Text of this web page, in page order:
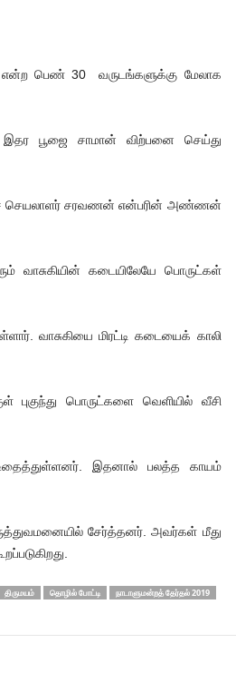
என்ற பெண் 30 வருடங்களுக்கு மேலாக
பூஜை சாமான் விற்பனை செய்து
செயலாளர் சரவணன் என்பரின் அண்ணன்
வாசுகியின் கடையிலேயே பொருட்கள்
வாசுகியை மிரட்டி கடையைக் காலி
பொருட்களை வெளியில் வீசி
உதைத்துள்ளனர். இதனால் பலத்த காயம்
சேர்த்தனர். அவர்கள் மீது
திருமயம் தொழில் போட்டி
நாடாளுமன்றத் தேர்தல் 2019